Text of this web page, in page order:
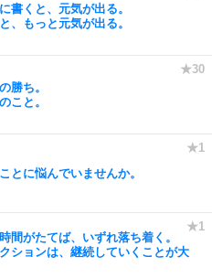
書くと、元気が出る。
、もっと元気が出る。
勝ち。
こと。
とに悩んでいませんか。
間がたてば、いずれ落ち着く。
ションは、継続していくことが大